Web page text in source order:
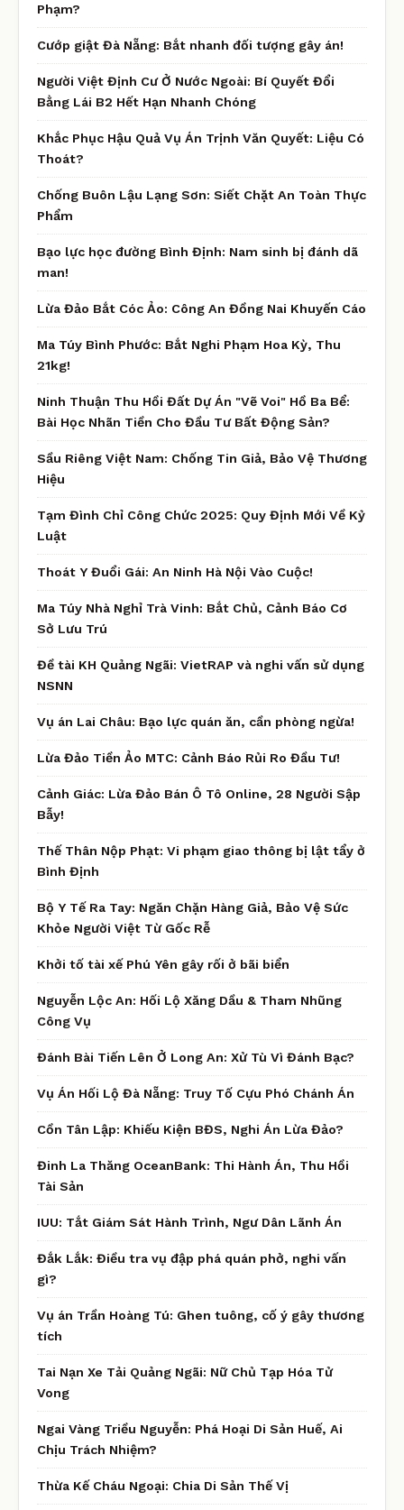
Phạm?
Cướp giật Đà Nẵng: Bắt nhanh đối tượng gây án!
Người Việt Định Cư Ở Nước Ngoài: Bí Quyết Đổi
Bằng Lái B2 Hết Hạn Nhanh Chóng
Khắc Phục Hậu Quả Vụ Án Trịnh Văn Quyết: Liệu Có
Thoát?
Chống Buôn Lậu Lạng Sơn: Siết Chặt An Toàn Thực
Phẩm
Bạo lực học đường Bình Định: Nam sinh bị đánh dã
man!
Lừa Đảo Bắt Cóc Ảo: Công An Đồng Nai Khuyến Cáo
Ma Túy Bình Phước: Bắt Nghi Phạm Hoa Kỳ, Thu
21kg!
Ninh Thuận Thu Hồi Đất Dự Án "Vẽ Voi" Hồ Ba Bể:
Bài Học Nhãn Tiền Cho Đầu Tư Bất Động Sản?
Sầu Riêng Việt Nam: Chống Tin Giả, Bảo Vệ Thương
Hiệu
Tạm Đình Chỉ Công Chức 2025: Quy Định Mới Về Kỷ
Luật
Thoát Y Đuổi Gái: An Ninh Hà Nội Vào Cuộc!
Ma Túy Nhà Nghỉ Trà Vinh: Bắt Chủ, Cảnh Báo Cơ
Sở Lưu Trú
Đề tài KH Quảng Ngãi: VietRAP và nghi vấn sử dụng
NSNN
Vụ án Lai Châu: Bạo lực quán ăn, cần phòng ngừa!
Lừa Đảo Tiền Ảo MTC: Cảnh Báo Rủi Ro Đầu Tư!
Cảnh Giác: Lừa Đảo Bán Ô Tô Online, 28 Người Sập
Bẫy!
Thế Thân Nộp Phạt: Vi phạm giao thông bị lật tẩy ở
Bình Định
Bộ Y Tế Ra Tay: Ngăn Chặn Hàng Giả, Bảo Vệ Sức
Khỏe Người Việt Từ Gốc Rễ
Khởi tố tài xế Phú Yên gây rối ở bãi biển
Nguyễn Lộc An: Hối Lộ Xăng Dầu & Tham Nhũng
Công Vụ
Đánh Bài Tiến Lên Ở Long An: Xử Tù Vì Đánh Bạc?
Vụ Án Hối Lộ Đà Nẵng: Truy Tố Cựu Phó Chánh Án
Cồn Tân Lập: Khiếu Kiện BĐS, Nghi Án Lừa Đảo?
Đinh La Thăng OceanBank: Thi Hành Án, Thu Hồi
Tài Sản
IUU: Tắt Giám Sát Hành Trình, Ngư Dân Lãnh Án
Đắk Lắk: Điều tra vụ đập phá quán phở, nghi vấn
gì?
Vụ án Trần Hoàng Tú: Ghen tuông, cố ý gây thương
tích
Tai Nạn Xe Tải Quảng Ngãi: Nữ Chủ Tạp Hóa Tử
Vong
Ngai Vàng Triều Nguyễn: Phá Hoại Di Sản Huế, Ai
Chịu Trách Nhiệm?
Thừa Kế Cháu Ngoại: Chia Di Sản Thế Vị